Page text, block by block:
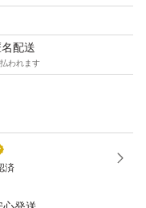
配送
われます
済